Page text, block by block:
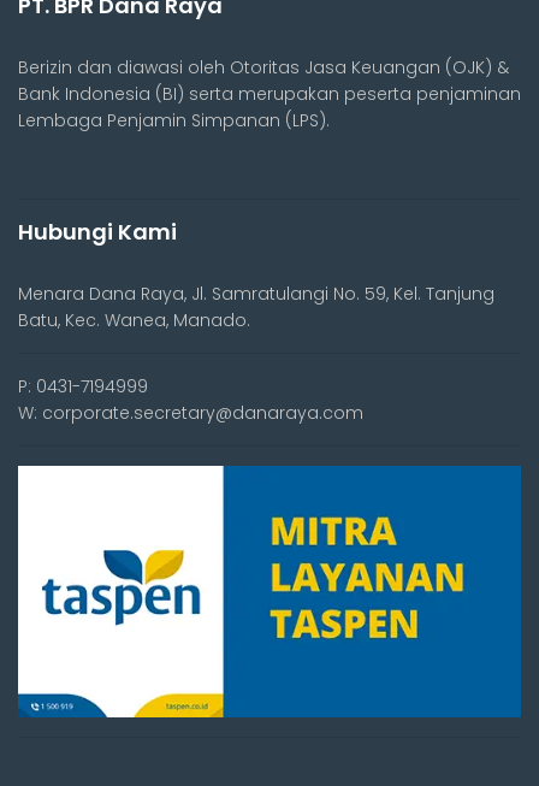
Berizin dan diawasi oleh Otoritas Jasa Keuangan (OJK) &
Bank Indonesia (BI) serta merupakan peserta penjaminan
Lembaga Penjamin Simpanan (LPS).
Hubungi Kami
Menara Dana Raya, Jl. Samratulangi No. 59, Kel. Tanjung
Batu, Kec. Wanea, Manado.
P: 0431-7194999
W: corporate.secretary@danaraya.com